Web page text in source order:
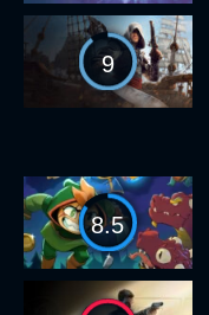
9
8.5